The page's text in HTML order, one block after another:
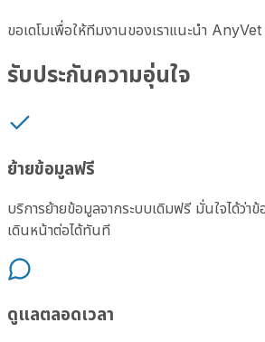
ขอเดโมเพื่อให้ทีมงานของเราแนะนำ
รับประกันความอุ่นใจ
ย้ายข้อมูลฟรี
บริการย้ายข้อมูลจากระบบเดิมฟรี มั่นใจได้ว่า
เดินหน้าต่อได้ทันที
ดูแลตลอดเวลา